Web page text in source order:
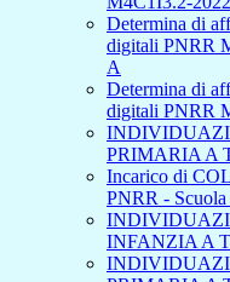
Determina di
digitali PNRR
A
Determina di
digitali PNRR
PRIMARIA A
Incarico di
PNRR -
INFANZIA A